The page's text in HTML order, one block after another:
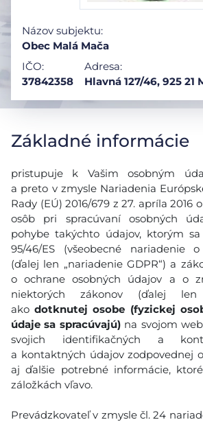
Názov subjektu:
Obec Malá Mača
IČO:
37842358
Adresa:
Hlavná 127/46, 925 21
Základné informácie
pristupuje k Vašim osobným
a preto v zmysle Nariadenia
Rady (EÚ) 2016/679 z 27. apríla 2016
osôb pri spracúvaní osobných
pohybe takýchto údajov, ktorým
95/46/ES (všeobecné nariadenie
(ďalej len „nariadenie GDPR“) a
o ochrane osobných údajov a o
niektorých zákonov (ďalej len
akodotknutej osobe (fyzickej
údaje sa spracúvajú)na svojom
svojich identifikačných a
a kontaktných údajov zodpovednej
aj ďalšie potrebné informácie,
záložkách vľavo.
Prevádzkovateľ v zmysle čl. 24